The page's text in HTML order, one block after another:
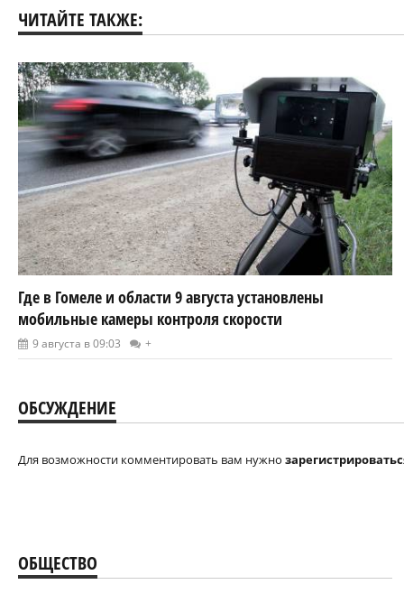
ЧИТАЙТЕ ТАКЖЕ:
Где в Гомеле и области 9 августа установлены
мобильные камеры контроля скорости
9 августа в 09:03 +
ОБСУЖДЕНИЕ
Для возможности комментировать вам нужно
ОБЩЕСТВО